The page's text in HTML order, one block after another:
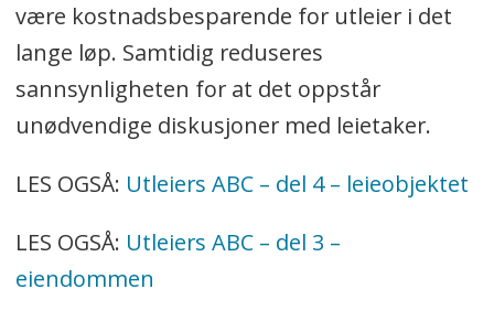
være kostnadsbesparende for utleier i det
lange løp. Samtidig reduseres
sannsynligheten for at det oppstår
unødvendige diskusjoner med leietaker.
LES OGSÅ: Utleiers ABC – del 4 – leieobjektet
LES OGSÅ: Utleiers ABC – del 3 –
eiendommen